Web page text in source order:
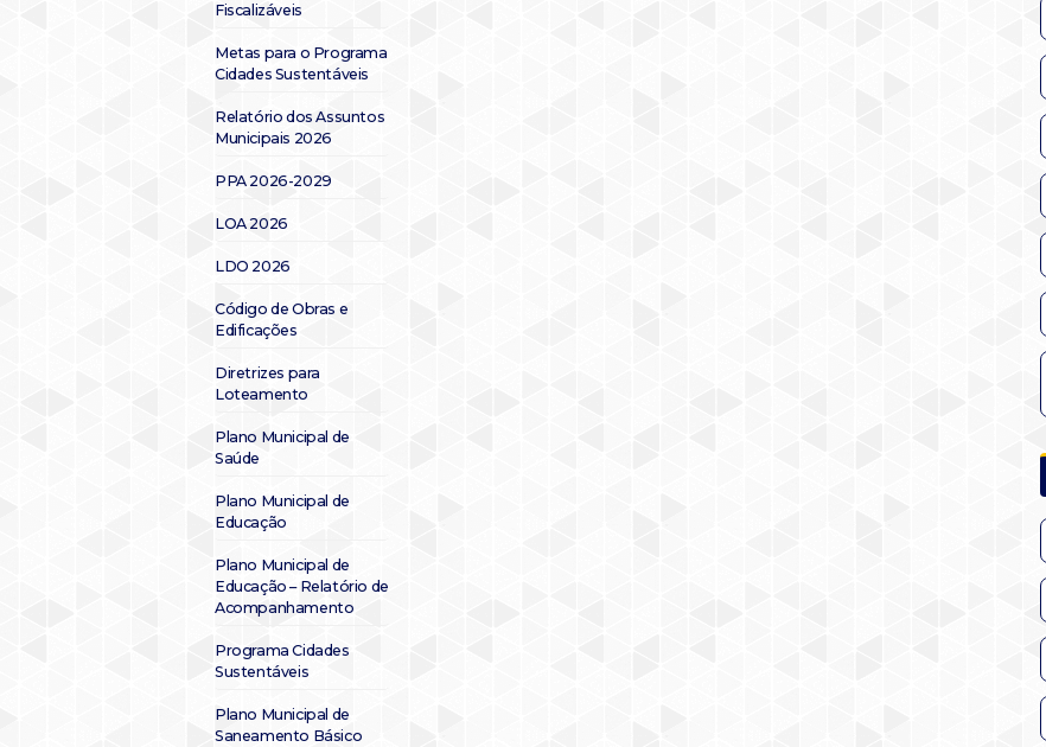
Fiscalizáveis
Metas para o Programa
Cidades Sustentáveis
Relatório dos Assuntos
Municipais 2026
PPA 2026-2029
LOA 2026
LDO 2026
Código de Obras e
Edificações
Diretrizes para
Loteamento
Plano Municipal de
Saúde
Plano Municipal de
Educação
Plano Municipal de
Educação – Relatório de
Acompanhamento
Programa Cidades
Sustentáveis
Plano Municipal de
Saneamento Básico